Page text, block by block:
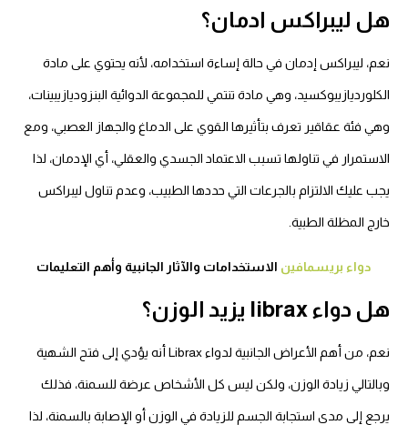
هل ليبراكس ادمان؟
نعم، ليبراكس إدمان في حالة إساءة استخدامه، لأنه يحتوي على مادة
الكلورديازيبوكسيد، وهي مادة تنتمي للمجموعة الدوائية البنزوديازيبينات،
وهي فئة عقاقير تعرف بتأثيرها القوي على الدماغ والجهاز العصبي، ومع
الاستمرار في تناولها تسبب الاعتماد الجسدي والعقلي، أي الإدمان، لذا
يجب عليك الالتزام بالجرعات التي حددها الطبيب، وعدم تناول ليبراكس
خارج المظلة الطبية.
دواء بريسمافين الاستخدامات والآثار الجانبية وأهم التعليمات
هل دواء librax يزيد الوزن؟
نعم، من أهم الأعراض الجانبية لدواء Librax أنه يؤدي إلى فتح الشهية
وبالتالي زيادة الوزن، ولكن ليس كل الأشخاص عرضة للسمنة، فذلك
يرجع إلى مدى استجابة الجسم للزيادة في الوزن أو الإصابة بالسمنة، لذا